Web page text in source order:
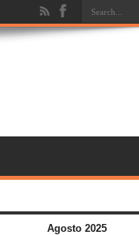
Agosto 2025